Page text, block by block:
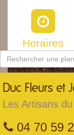
Horaires
Duc Fleurs et
Les Artisans du
04 70 59